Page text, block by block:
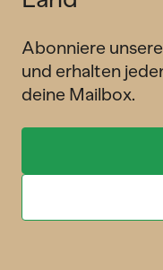
Abonniere
und erhalten
deine Mailbox.